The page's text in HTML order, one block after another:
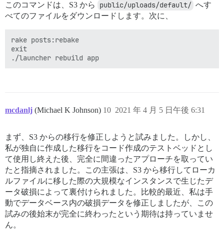
このコマンドは、S3 から public/uploads/default/ へす
べてのファイルをダウンロードします。次に、
rake posts:rebake
exit
mcdanlj (Michael K Johnson) 2021 年 4 月 5 日午後 6:31
10
まず、S3 からの移行を修正しようと試みました。しかし、
私が独自に作成した移行をコード作成のテストベッドとし
て使用し終えた後、完全に間違ったアプローチを取ってい
たと指摘されました。この主張は、S3 から移行してローカ
ルファイルに移した際の大規模なインスタンスで生じたデ
ータ破損によって裏付けられました。比較的最近、私は手
動でデータベース内の破損データを修正しましたが、この
試みの後始末が完全に終わったという期待は持っていませ
ん。